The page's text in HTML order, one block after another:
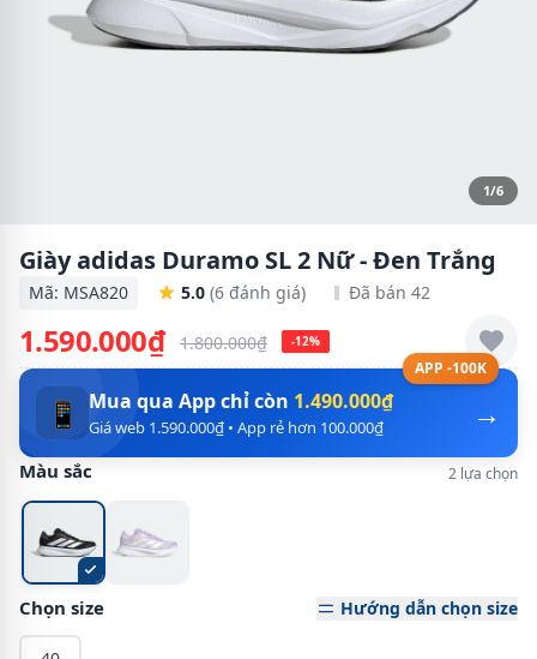
1/6
Giày adidas Duramo SL 2 Nữ - Đen Trắng
Mã: MSA820 5.0 (6 đánh giá) Đã bán 42
1.590.000₫ 1.800.000₫ -12%
APP -100K
→
📱 Mua qua App chỉ còn 1.490.000₫
Giá web 1.590.000₫ • App rẻ hơn 100.000₫
Màu sắc 2 lựa chọn
Chọn size Hướng dẫn chọn size